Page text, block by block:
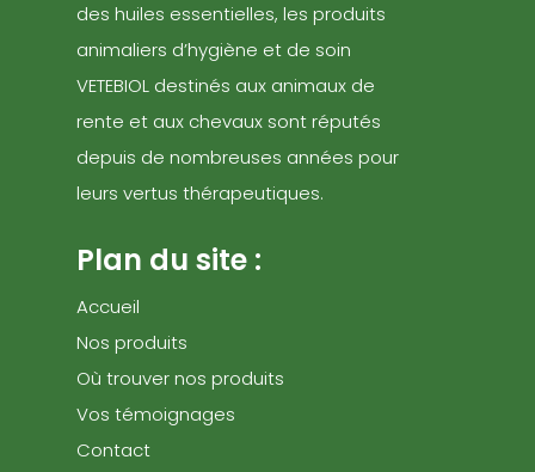
des huiles essentielles, les produits
animaliers d’hygiène et de soin
VETEBIOL destinés aux animaux de
rente et aux chevaux sont réputés
depuis de nombreuses années pour
leurs vertus thérapeutiques.
Plan du site :
Accueil
Nos produits
Où trouver nos produits
Vos témoignages
Contact